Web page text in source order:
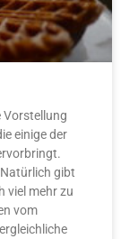
Vorstellung
einige der
gibt
viel mehr zu
vom